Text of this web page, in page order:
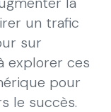
un trafic
sur
explorer ces
pour
le succès.